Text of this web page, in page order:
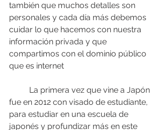
también que muchos detalles son
personales y cada día más debemos
cuidar lo que hacemos con nuestra
información privada y que
compartimos con el dominio público
que es internet
fue en 2012 con visado de estudiante,
para estudiar en una escuela de
japonés y profundizar más en este